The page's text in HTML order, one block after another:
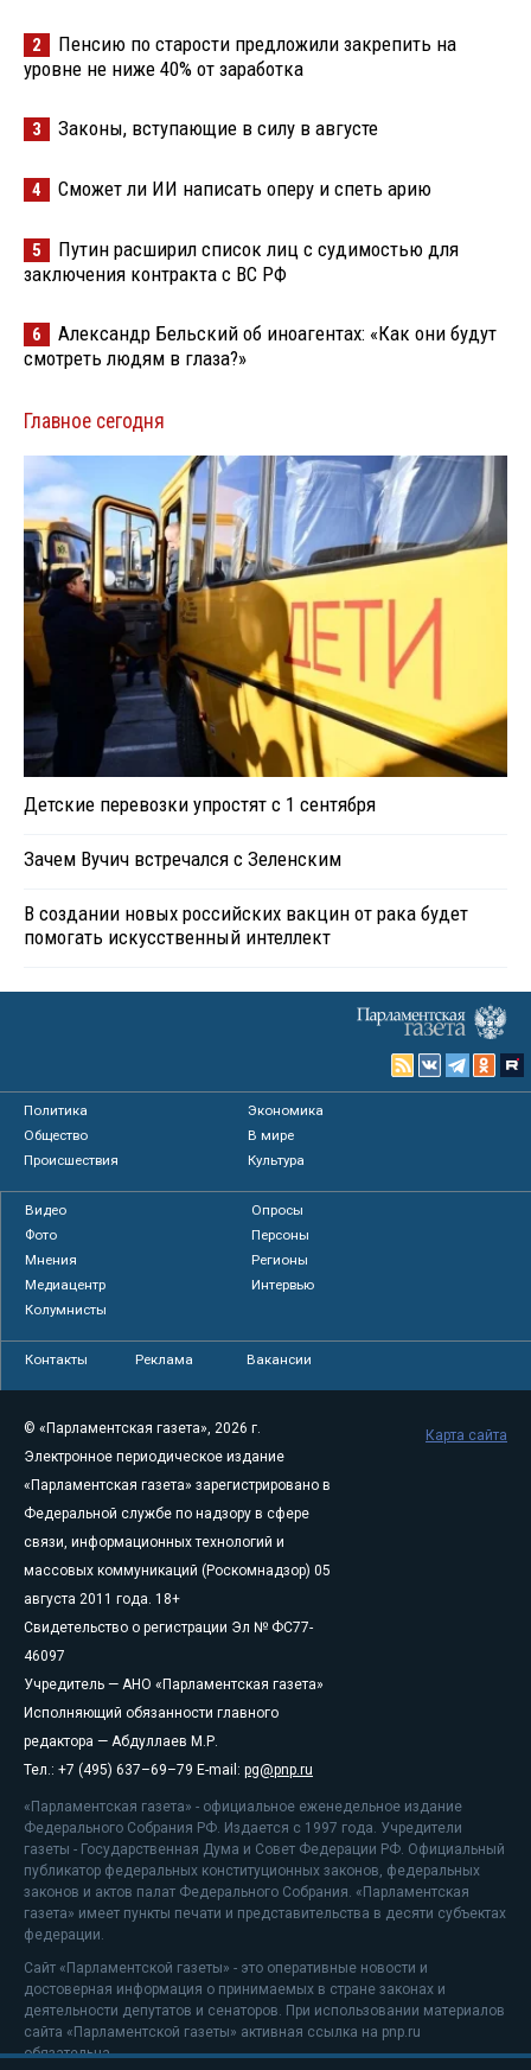
2
Пенсию по старости предложили закрепить на
уровне не ниже 40% от заработка
3 Законы, вступающие в силу в августе
4 Сможет ли ИИ написать оперу и спеть арию
5
Путин расширил список лиц с судимостью для
заключения контракта с ВС РФ
6
Александр Бельский об иноагентах: «Как они будут
смотреть людям в глаза?»
Главное сегодня
Детские перевозки упростят с 1 сентября
Зачем Вучич встречался с Зеленским
В создании новых российских вакцин от рака будет
помогать искусственный интеллект
Политика
Экономика
Общество
В мире
Происшествия
Культура
Видео
Опросы
Фото
Персоны
Мнения
Регионы
Медиацентр
Интервью
Колумнисты
Контакты Реклама Вакансии
© «Парламентская газета», 2026 г.
Электронное периодическое издание
«Парламентская газета» зарегистрировано в
Федеральной службе по надзору в сфере
связи, информационных технологий и
массовых коммуникаций (Роскомнадзор) 05
августа 2011 года. 18+
Свидетельство о регистрации Эл № ФС77-
46097
Учредитель — АНО «Парламентская газета»
Исполняющий обязанности главного
редактора — Абдуллаев М.Р.
Тел.: +7 (495) 637–69–79 E-mail: pg@pnp.ru
«Парламентская газета» - официальное еженедельное издание
Федерального Собрания РФ. Издается с 1997 года. Учредители
газеты - Государственная Дума и Совет Федерации РФ. Официальный
публикатор федеральных конституционных законов, федеральных
законов и актов палат Федерального Собрания. «Парламентская
газета» имеет пункты печати и представительства в десяти субъектах
федерации.
Сайт «Парламентской газеты» - это оперативные новости и
достоверная информация о принимаемых в стране законах и
деятельности депутатов и сенаторов. При использовании материалов
сайта «Парламентской газеты» активная ссылка на pnp.ru
обязательна.
Карта сайта